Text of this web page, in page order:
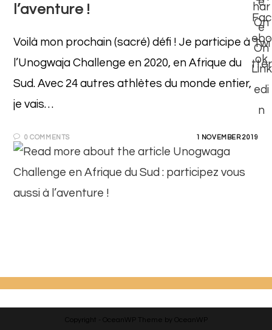
l’aventure !
Voilà mon prochain (sacré) défi ! Je participe à
l’Unogwaja Challenge en 2020, en Afrique du
Sud. Avec 24 autres athlètes du monde entier,
je vais…
0 COMMENTS 1 NOVEMBER 2019
Copyright - OceanWP Theme by OceanWP